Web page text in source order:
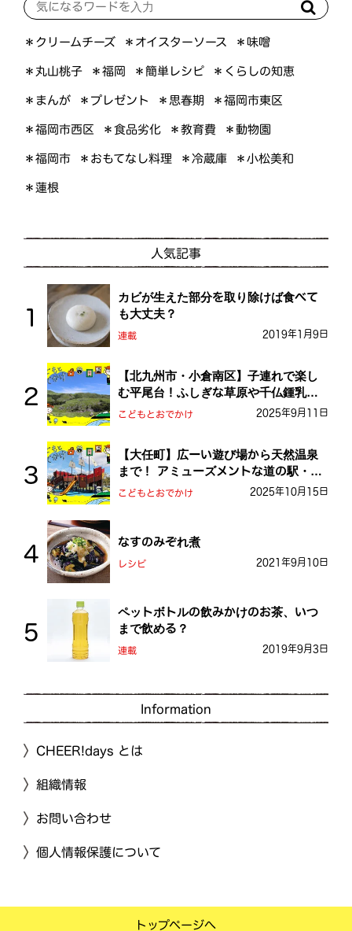
＊クリームチーズ ＊オイスターソース ＊味噌
＊丸山桃子 ＊福岡 ＊簡単レシピ ＊くらしの知恵
＊まんが ＊プレゼント ＊思春期 ＊福岡市東区
＊福岡市西区 ＊食品劣化 ＊教育費 ＊動物園
＊福岡市 ＊おもてなし料理 ＊冷蔵庫 ＊小松美和
＊蓮根
人気記事
カビが生えた部分を取り除けば食べて
も大丈夫？
連載 2019年1月9日
【北九州市・小倉南区】子連れで楽し
む平尾台！ふしぎな草原や千仏鍾乳洞
を探検しよう！
こどもとおでかけ 2025年9月11日
【大任町】広ーい遊び場から天然温泉
まで！ アミューズメントな道の駅・お
おとう桜街道
こどもとおでかけ 2025年10月15日
なすのみぞれ煮
レシピ 2021年9月10日
ペットボトルの飲みかけのお茶、いつ
まで飲める？
連載 2019年9月3日
Information
CHEER!days とは
組織情報
お問い合わせ
個人情報保護について
トップページへ